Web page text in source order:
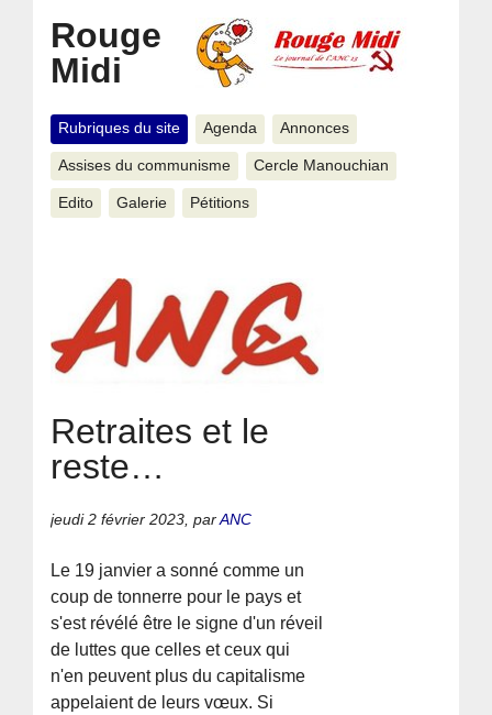
Rouge
Midi
Rubriques du site Agenda Annonces
Assises du communisme Cercle Manouchian
Edito Galerie Pétitions
Retraites et le
reste…
jeudi 2 février 2023 ,parANC
Le 19 janvier a sonné comme un
coup de tonnerre pour le pays et
s'est révélé être le signe d'un réveil
de luttes que celles et ceux qui
n'en peuvent plus du capitalisme
appelaient de leurs vœux. Si